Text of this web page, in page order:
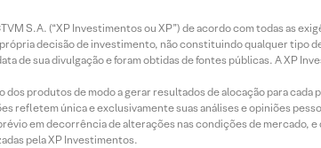
S.A. (“XP Investimentos ou XP”) de acordo com todas as
decisão de investimento, não constituindo qualquer tipo
de sua divulgação e foram obtidas de fontes públicas. A XP
produtos de modo a gerar resultados de alocação para cada
refletem única e exclusivamente suas análises e opiniões
em decorrência de alterações nas condições de mercado,
pela XP Investimentos.